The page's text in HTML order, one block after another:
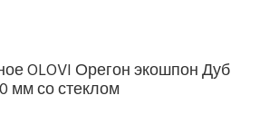
OLOVI Орегон экошпон Дуб
мм со стеклом